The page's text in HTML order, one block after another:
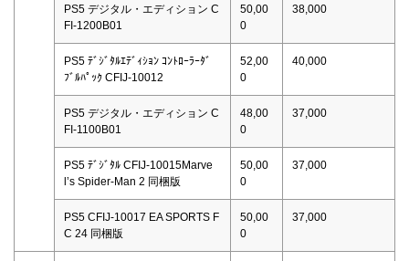
PS5 デジタル・エディション C
FI-1200B01
50,00
0
38,000
PS5 ﾃﾞｼﾞﾀﾙｴﾃﾞｨｼｮﾝ ｺﾝﾄﾛｰﾗｰﾀﾞ
ﾌﾞﾙﾊﾟｯｸ CFIJ-10012
52,00
0
40,000
PS5 デジタル・エディション C
FI-1100B01
48,00
0
37,000
PS5 ﾃﾞｼﾞﾀﾙ CFIJ-10015Marve
l’s Spider-Man 2 同梱版
50,00
0
37,000
PS5 CFIJ-10017 EA SPORTS F
C 24 同梱版
50,00
0
37,000